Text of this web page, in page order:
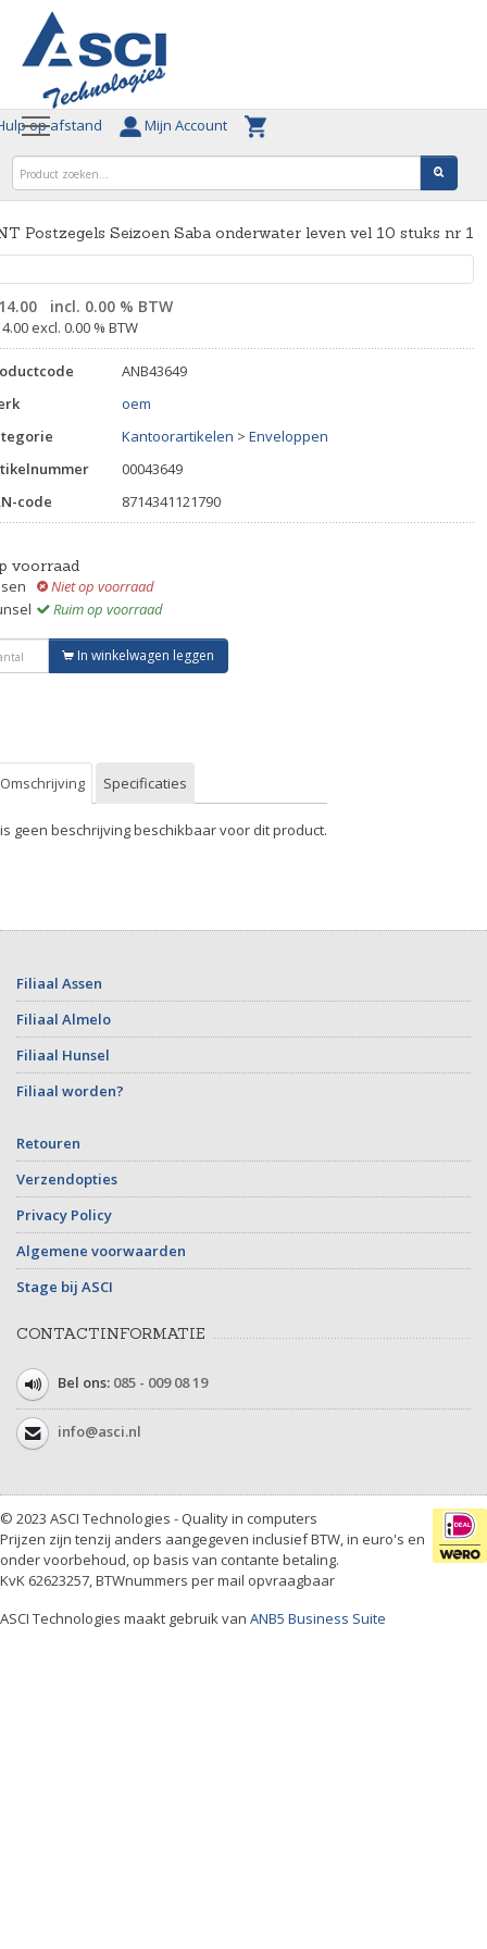
op afstand Mijn Account
Postzegels Seizoen Saba onderwater leven vel 10 stuks nr 1
incl. 0.00 % BTW
excl. 0.00 % BTW
ANB43649
oem
Kantoorartikelen > Enveloppen
00043649
code
8714341121790
voorraad
Niet op voorraad
Ruim op voorraad
In winkelwagen leggen
Omschrijving Specificaties
geen beschrijving beschikbaar voor dit product.
Filiaal Assen
Filiaal Almelo
Filiaal Hunsel
Filiaal worden?
Retouren
Verzendopties
Privacy Policy
Algemene voorwaarden
Stage bij ASCI
CONTACTINFORMATIE
Bel ons: 085 - 009 08 19
info@asci.nl
© 2023 ASCI Technologies - Quality in computers
Prijzen zijn tenzij anders aangegeven inclusief BTW, in euro's en
onder voorbehoud, op basis van contante betaling.
KvK 62623257, BTWnummers per mail opvraagbaar
ASCI Technologies maakt gebruik van ANB5 Business Suite